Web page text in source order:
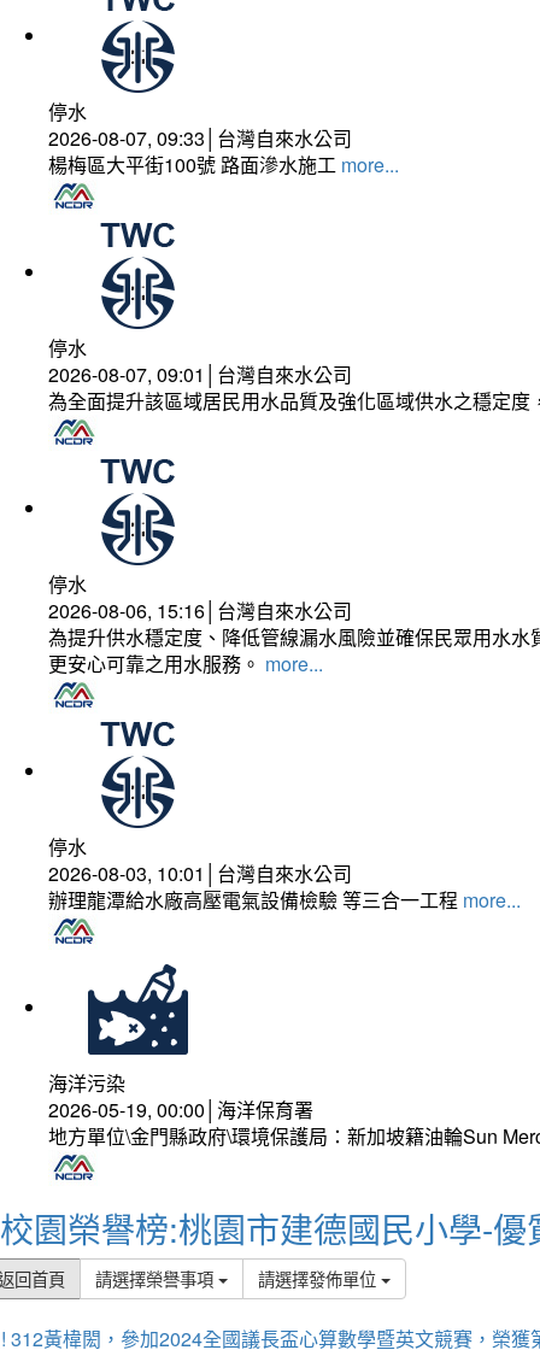
停水
2026-08-07, 09:33│台灣自來水公司
楊梅區大平街100號 路面滲水施工 more...
停水
2026-08-07, 09:01│台灣自來水公司
為全面提升該區域居民用水品質及強化區域供水之穩定
停水
2026-08-06, 15:16│台灣自來水公司
為提升供水穩定度、降低管線漏水風險並確保民眾用水
更安心可靠之用水服務。 more...
停水
2026-08-03, 10:01│台灣自來水公司
辦理龍潭給水廠高壓電氣設備檢驗 等三合一工程 more...
海洋污染
2026-05-19, 00:00│海洋保育署
地方單位\金門縣政府\環境保護局：新加坡籍油輪Sun
校園榮譽榜:桃園市建德國民小學-優
回首頁 請選擇榮譽事項 請選擇發佈單位
312黃椲閎，參加2024全國議長盃心算數學暨英文競賽，榮獲